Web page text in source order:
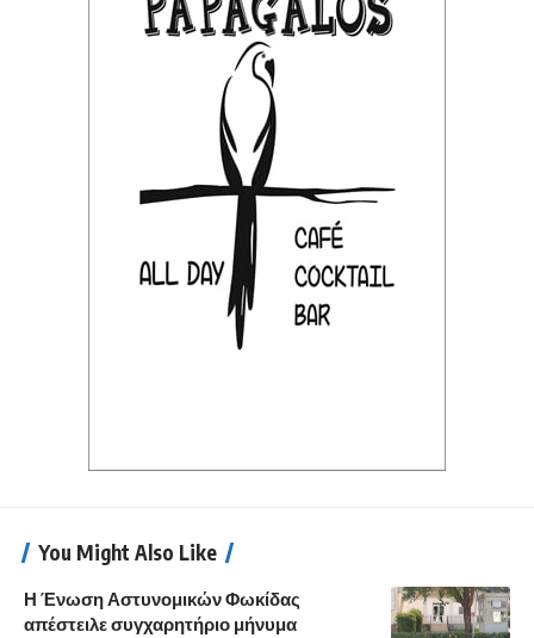
You Might Also Like
Η Ένωση Αστυνομικών Φωκίδας
απέστειλε συγχαρητήριο μήνυμα